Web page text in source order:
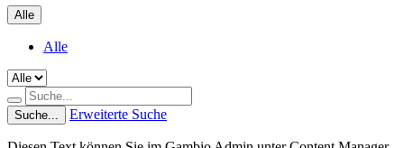
Alle
Alle
Suche... Erweiterte Suche